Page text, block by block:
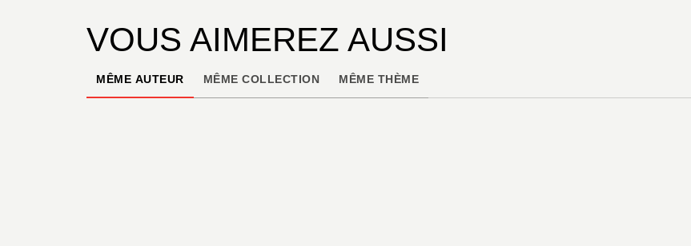
VOUS AIMEREZ AUSSI
MÊME AUTEUR MÊME COLLECTION MÊME THÈME